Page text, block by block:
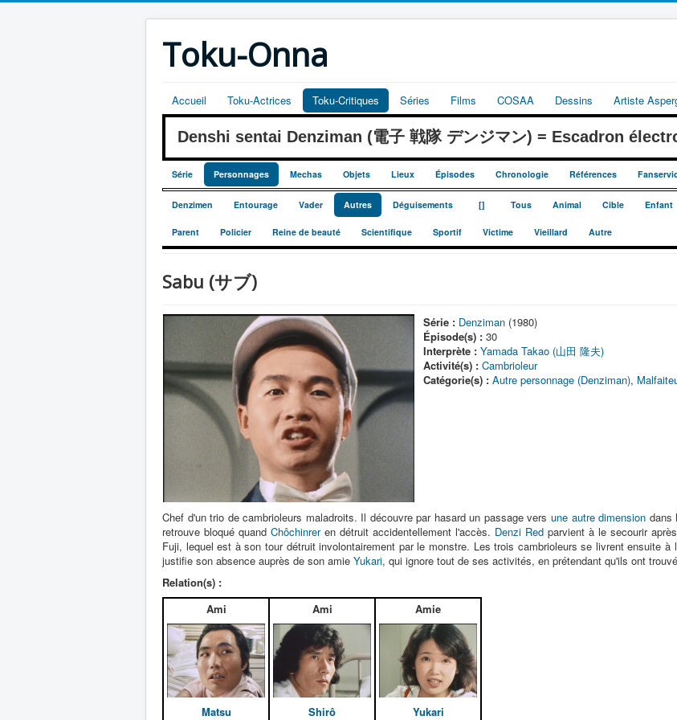
Toku-Onna
Accueil Toku-Actrices Toku-Critiques Séries Films COSAA Dessins Artiste
Denshi sentai Denziman (電子 戦隊 デンジマン) = Escadron
Série Personnages Mechas Objets Lieux Épisodes Chronologie Références
Denzimen Entourage Vader Autres Déguisements [] Tous Animal Cible Enfant
Parent Policier Reine de beauté Scientifique Sportif Victime Vieillard Autre
Sabu (サブ)
Série : Denziman(1980)
Épisode(s) :30
Interprète : Yamada Takao (山田 隆夫)
Activité(s) : Cambrioleur
Catégorie(s) : Autre personnage (Denziman),
Chef d'un trio de cambrioleurs maladroits. Il découvre par hasard un passage vers une autre dimension dans
retrouve bloqué quand Chôchinreren détruit accidentellement l'accès. Denzi Red parvient à le secourir
Fuji, lequel est à son tour détruit involontairement par le monstre. Les trois cambrioleurs se livrent ensuite
justifie son absence auprès de son amie Yukari, qui ignore tout de ses activités, en prétendant qu'ils ont
Relation(s) :
Ami
Matsu
Ami
Shirô
Amie
Yukari